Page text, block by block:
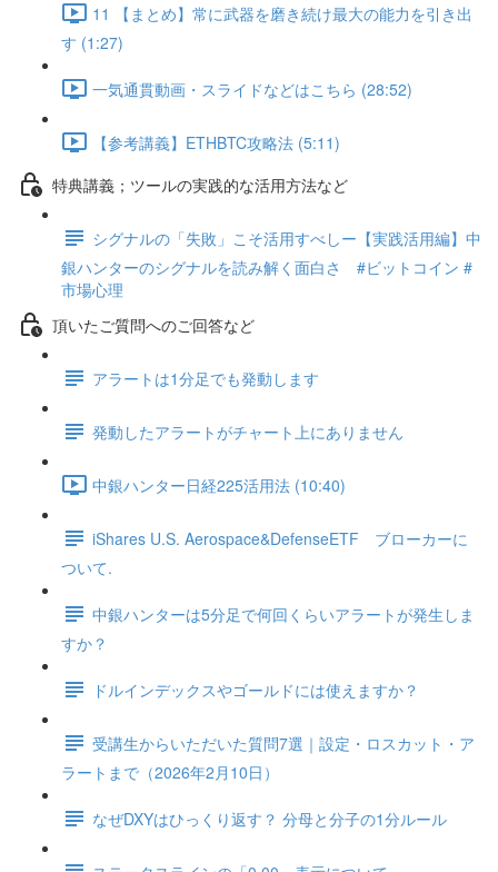
11 【まとめ】常に武器を磨き続け最大の能力を引き出
す (1:27)
一気通貫動画・スライドなどはこちら (28:52)
【参考講義】ETHBTC攻略法 (5:11)
特典講義；ツールの実践的な活用方法など
シグナルの「失敗」こそ活用すべしー【実践活用編】中
銀ハンターのシグナルを読み解く面白さ #ビットコイン #
市場心理
頂いたご質問へのご回答など
アラートは1分足でも発動します
発動したアラートがチャート上にありません
中銀ハンター日経225活用法 (10:40)
iShares U.S. Aerospace&DefenseETF ブローカーに
ついて.
中銀ハンターは5分足で何回くらいアラートが発生しま
すか？
ドルインデックスやゴールドには使えますか？
受講生からいただいた質問7選｜設定・ロスカット・ア
ラートまで（2026年2月10日）
なぜDXYはひっくり返す？ 分母と分子の1分ルール